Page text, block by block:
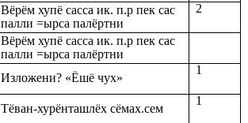
Вёрём хупё сасса ик. п.р пек сас
палли =ырса палёртни
2
Вёрём хупё сасса ик. п.р пек сас
палли =ырса палёртни
Изложени? «Ёшё чух»
1
Тёван-хурёнташлёх сёмах.сем
1